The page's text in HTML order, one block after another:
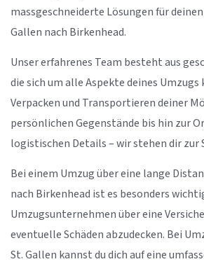
massgeschneiderte Lösungen für
Gallen nach Birkenhead.
Unser erfahrenes Team besteht aus
die sich um alle Aspekte deines Umzugs
Verpacken und Transportieren deiner
persönlichen Gegenstände bis hin zur
logistischen Details – wir stehen dir zur
Bei einem Umzug über eine lange
nach Birkenhead ist es besonders
Umzugsunternehmen über eine
eventuelle Schäden abzudecken. Bei
St. Gallen kannst du dich auf eine